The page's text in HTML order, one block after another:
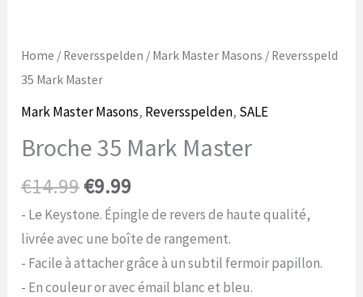
Home / Reversspelden / Mark Master Masons / Reversspeld
35 Mark Master
Mark Master Masons, Reversspelden, SALE
Broche 35 Mark Master
€14.99Le
prix
initial
était
de
€9.99Le
prix
actuel
est
de
- Le Keystone. Épingle de revers de haute qualité,
livrée avec une boîte de rangement.
- Facile à attacher grâce à un subtil fermoir papillon.
- En couleur or avec émail blanc et bleu.